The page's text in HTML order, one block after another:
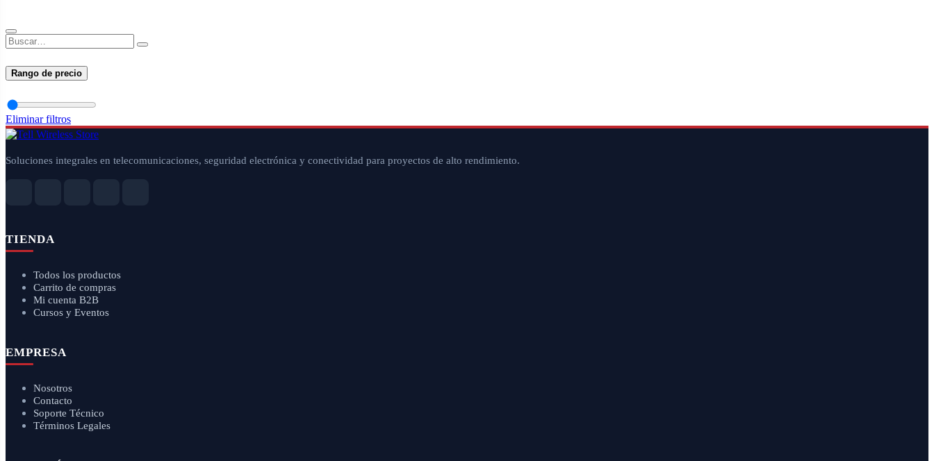
Rango de precio
Eliminar filtros
Soluciones integrales en telecomunicaciones, seguridad electrónica y conectividad para proyectos de alto rendimiento.
TIENDA
Todos los productos
Carrito de compras
Mi cuenta B2B
Cursos y Eventos
EMPRESA
Nosotros
Contacto
Soporte Técnico
Términos Legales